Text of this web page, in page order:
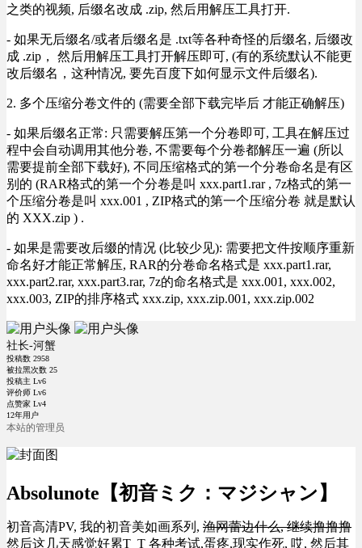
之类的视频, 后缀名改成 .zip, 然后用解压工具打开.
- 如果无后缀名/或者后缀名是 .txt等各种奇怪的后缀名, 后缀改
成 .zip， 然后用解压工具打开解压即可, (有的系统默认不能更
改后缀名，这种情况, 要先百度下如何显示文件后缀名).
2. 多个压缩分卷文件的 (需要全部下载完毕后 才能正确解压)
- 如果后缀名正常: 只需要解压第一个分卷即可, 工具在解压过
程中会自动调用其他分卷, 不需要每个分卷都解压一遍 (所以
需要提前全部下载好), 不同压缩格式的第一个分卷命名是有区
别的 (RAR格式的第一个分卷是叫 xxx.part1.rar , 7z格式的第一
个压缩分卷是叫 xxx.001 , ZIP格式的第一个压缩分卷 就是默认
的 XXX.zip ) .
- 如果是需要改后缀的情况 (比较少见): 需要把文件按顺序重新
命名好才能正常解压, RAR的分卷命名格式是 xxx.part1.rar,
xxx.part2.rar, xxx.part3.rar, 7z的命名格式是 xxx.001, xxx.002,
xxx.003, ZIP的排序格式 xxx.zip, xxx.zip.001, xxx.zip.002
社长-河蟹
投稿数 2958
被拉黑次数 25
投稿主 Lv6
评价师 Lv6
点赞家 Lv4
12年用户
本站的管理员
Absolunote【初音ミク：マジシャン】
初音高清PV, 我的初音美如画系列, 渔网蕾边什么, 继续撸撸撸
然后这几天感觉好累T_T 各种考试,蛋疼,现实作死, 哎, 然后其